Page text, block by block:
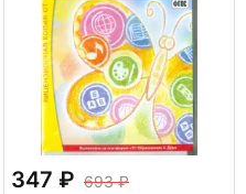
347
693